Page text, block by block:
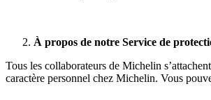
À propos de notre Service de
Tous les collaborateurs de Michelin
caractère personnel chez Michelin. Vous